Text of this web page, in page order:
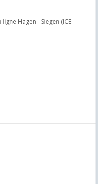
Hagen - Siegen (ICE